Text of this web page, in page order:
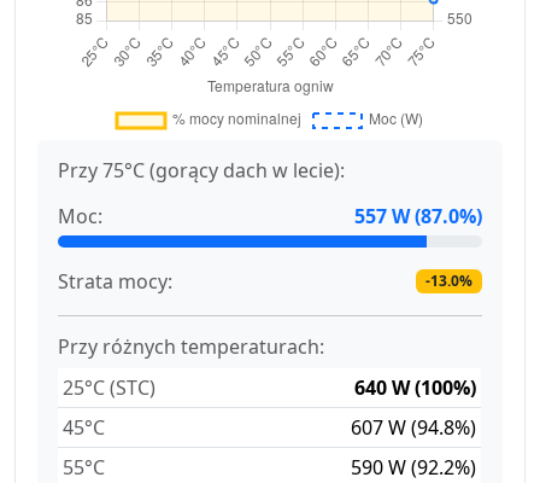
Przy 75°C (gorący dach w lecie):
Moc:
557 W (87.0%)
Strata mocy: -13.0%
Przy różnych temperaturach:
25°C (STC)
640 W (100%)
45°C
607 W (94.8%)
55°C
590 W (92.2%)